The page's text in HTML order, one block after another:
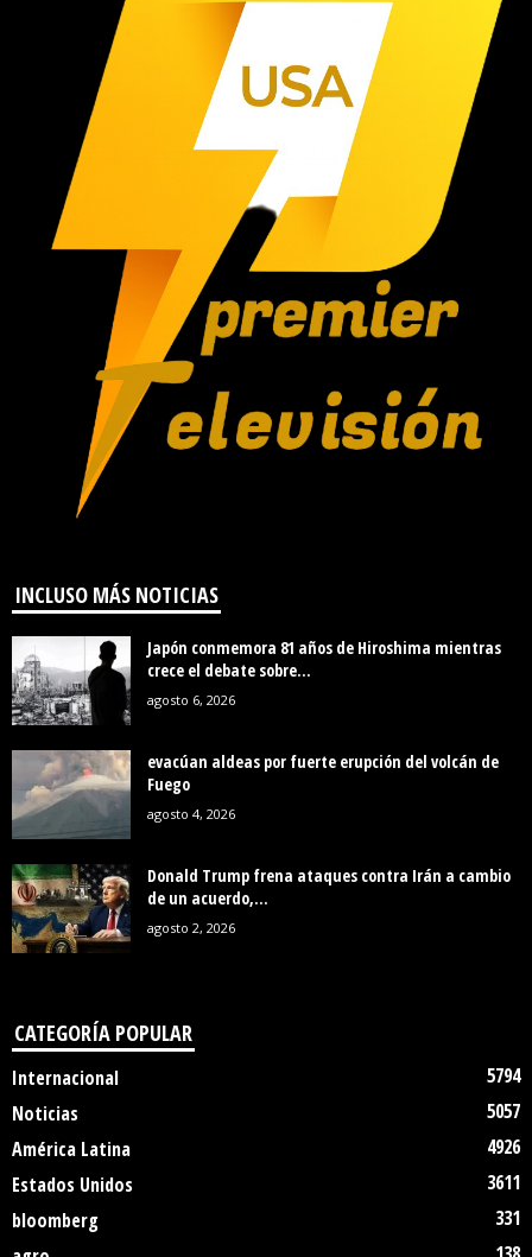
INCLUSO MÁS NOTICIAS
Japón conmemora 81 años de Hiroshima mientras
crece el debate sobre...
agosto 6, 2026
evacúan aldeas por fuerte erupción del volcán de
Fuego
agosto 4, 2026
Donald Trump frena ataques contra Irán a cambio
de un acuerdo,...
agosto 2, 2026
CATEGORÍA POPULAR
Internacional
5794
Noticias
5057
América Latina
4926
Estados Unidos
3611
bloomberg
331